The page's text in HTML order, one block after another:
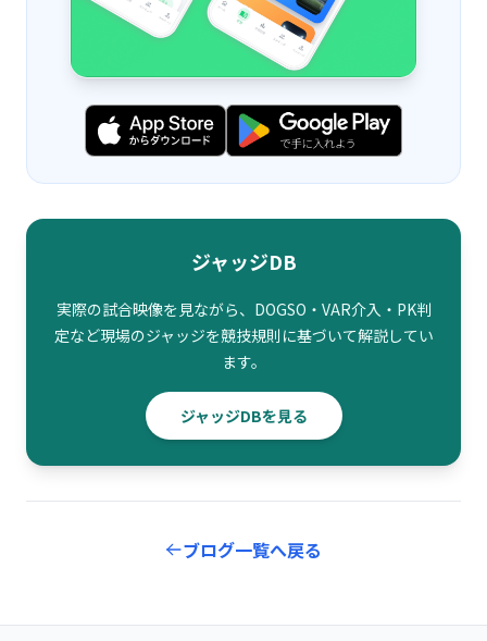
ジャッジDB
実際の試合映像を見ながら、DOGSO・VAR介入・PK判
定など現場のジャッジを競技規則に基づいて解説してい
ます。
ジャッジDBを見る
ブログ一覧へ戻る